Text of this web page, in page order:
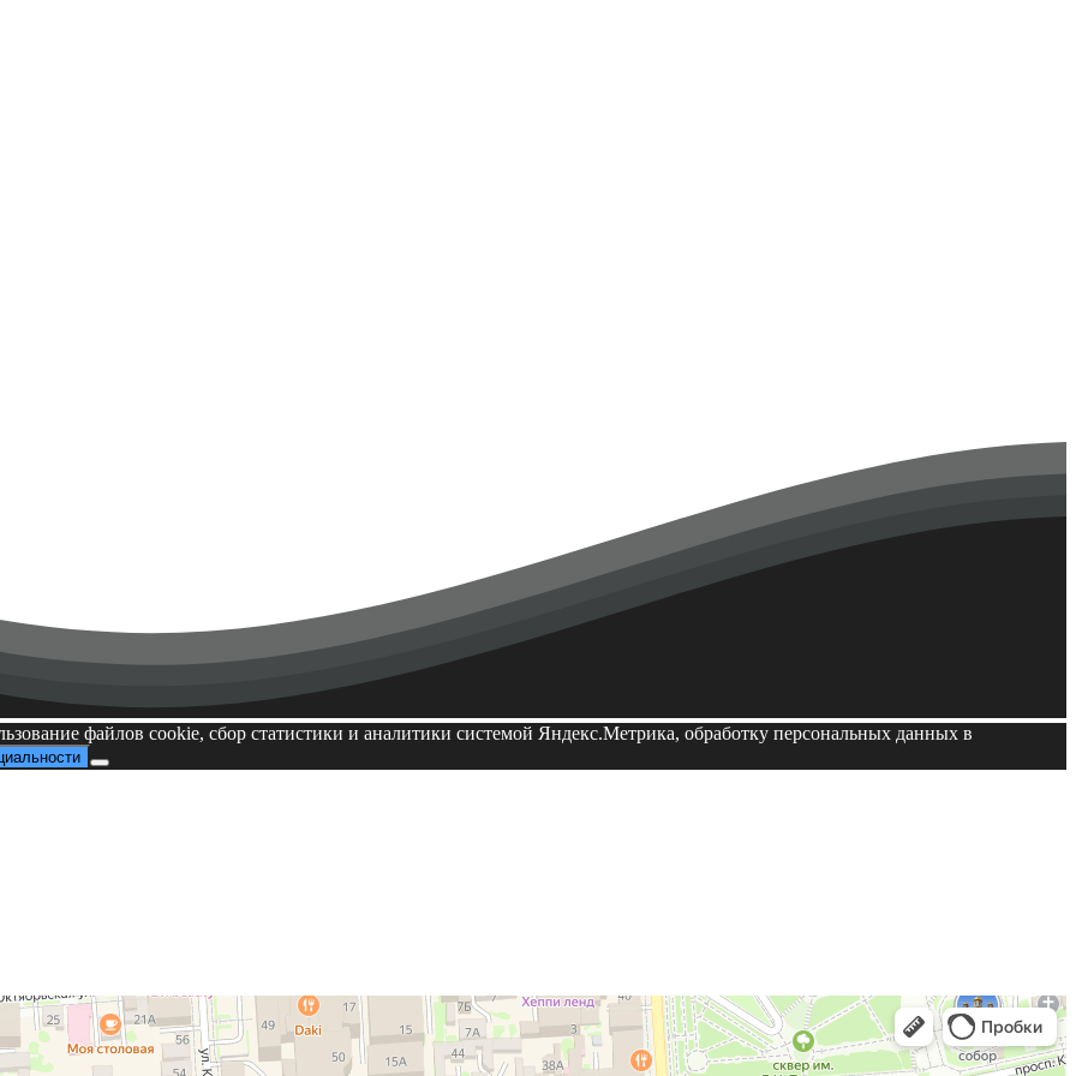
терроризму и защиты своих близких от его пагубного влияния. После просмотра студенты выразили свое
файлов cookie, сбор статистики и аналитики системой Яндекс.Метрика, обработку персональных данных в